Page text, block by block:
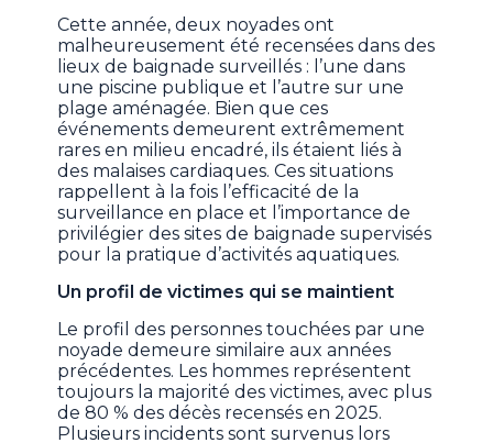
Cette année, deux noyades ont
malheureusement été recensées dans des
lieux de baignade surveillés : l’une dans
une piscine publique et l’autre sur une
plage aménagée. Bien que ces
événements demeurent extrêmement
rares en milieu encadré, ils étaient liés à
des malaises cardiaques. Ces situations
rappellent à la fois l’efficacité de la
surveillance en place et l’importance de
privilégier des sites de baignade supervisés
pour la pratique d’activités aquatiques.
Un profil de victimes qui se maintient
Le profil des personnes touchées par une
noyade demeure similaire aux années
précédentes. Les hommes représentent
toujours la majorité des victimes, avec plus
de 80 % des décès recensés en 2025.
Plusieurs incidents sont survenus lors